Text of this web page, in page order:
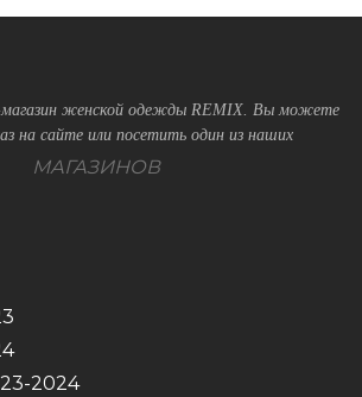
женской одежды REMIX. Вы можете
на сайте или посетить один из наших
МАГАЗИНОВ
2024